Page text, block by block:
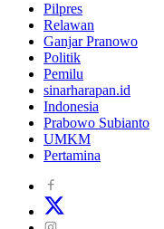
Pilpres
Relawan
Ganjar Pranowo
Politik
Pemilu
sinarharapan.id
Indonesia
Prabowo Subianto
UMKM
Pertamina